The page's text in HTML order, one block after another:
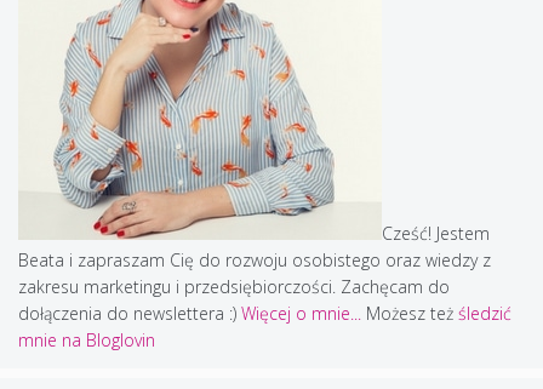
Cześć! Jestem
Beata i zapraszam Cię do rozwoju osobistego oraz wiedzy z
zakresu marketingu i przedsiębiorczości. Zachęcam do
dołączenia do newslettera :) Więcej o mnie... Możesz też śledzić
mnie na Bloglovin